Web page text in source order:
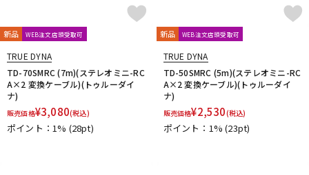
新品 WEB注文店頭受取可
TRUE DYNA
TD-70SMRC (7m)(ステレオミニ-RC
A×2 変換ケーブル)(トゥルーダイ
ナ)
販売価格¥3,080(税込)
ポイント：1% (28pt)
新品 WEB注文店頭受取可
TRUE DYNA
TD-50SMRC (5m)(ステレオミニ-RC
A×2 変換ケーブル)(トゥルーダイ
ナ)
販売価格¥2,530(税込)
ポイント：1%(23pt)